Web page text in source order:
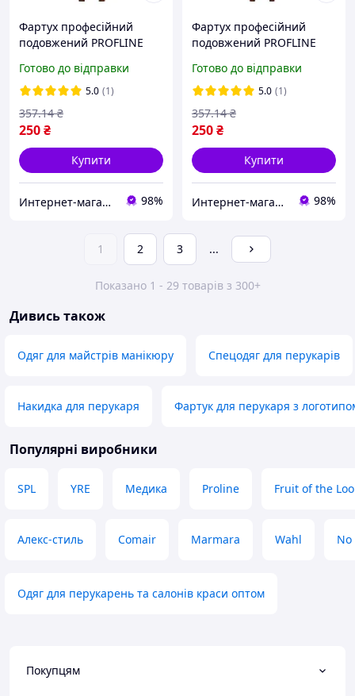
Фартух професійний
подовжений PROFLINE
майстра манікюру/
перукаря/б'юті-майстра,
водостійкий. Арт B7585
Готово до відправки
5.0 (1)
250₴
357.14 ₴
Купити
Интернет-магазин PROFLINE 98%
Фартух професійний
подовжений PROFLINE
майстра манікюру/
перукаря/б'юті-майстра,
водостійкий. Арт GR7585
Готово до відправки
5.0 (1)
250₴
357.14 ₴
Купити
Интернет-магазин PROFLINE 98%
1 2 3 ...
Показано 1 - 29 товарів з 300+
Дивись також
Одяг для майстрів манікюру Спецодяг для перукарів
Накидка для перукаря Фартук для перукаря з
Популярні виробники
SPL YRE Медика Proline Fruit of the
Алекс-стиль Comair Marmara Wahl
Одяг для перукарень та салонів краси оптом
Покупцям